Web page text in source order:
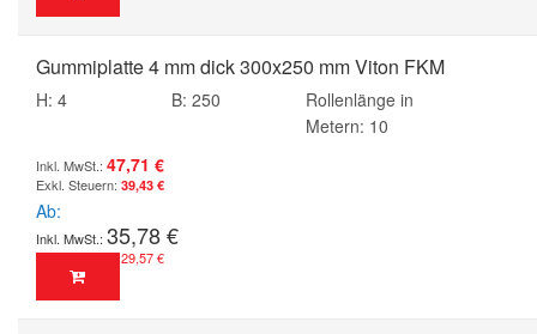
Gummiplatte 4 mm dick 300x250 mm Viton FKM
H: 4 B: 250
Rollenlänge in
Metern: 10
47,71 €
39,43 €
Ab
35,78 €
29,57 €